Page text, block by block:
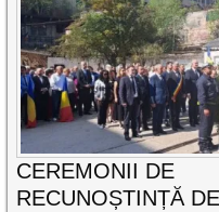
CEREMONII DE
RECUNOȘTINȚĂ